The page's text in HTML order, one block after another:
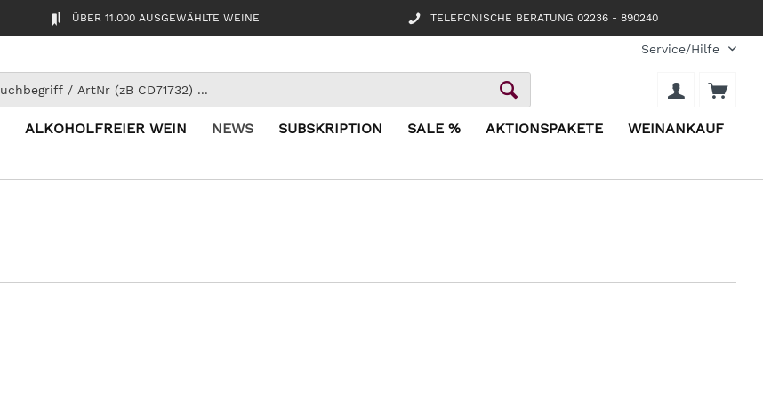
ÜBER 11.000 AUSGEWÄHLTE WEINE TELEFONISCHE BERATUNG 02236 - 890240
Service/Hilfe
ALKOHOLFREIER WEIN NEWS SUBSKRIPTION SALE % AKTIONSPAKETE WEINANKAUF